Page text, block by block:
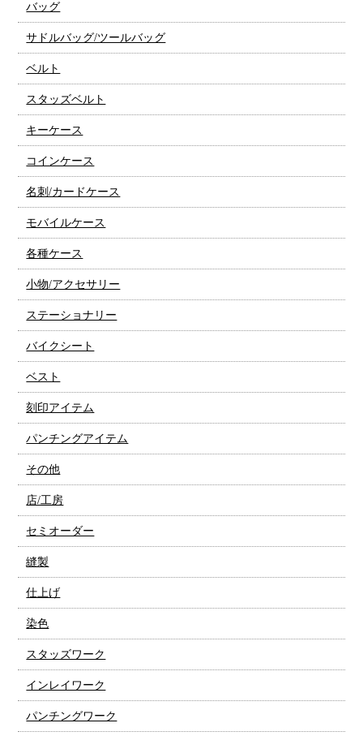
バッグ
サドルバッグ/ツールバッグ
ベルト
スタッズベルト
キーケース
コインケース
名刺/カードケース
モバイルケース
各種ケース
小物/アクセサリー
ステーショナリー
バイクシート
ベスト
刻印アイテム
パンチングアイテム
その他
店/工房
セミオーダー
縫製
仕上げ
染色
スタッズワーク
インレイワーク
パンチングワーク